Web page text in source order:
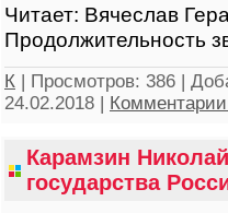
Читает: Вячеслав
Продолжительность
К | Просмотров: 386 |
24.02.2018 |
Карамзин
государства